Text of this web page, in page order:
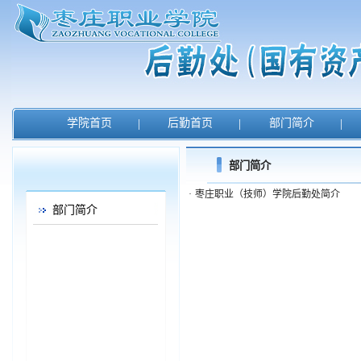
学院首页 | 后勤首页 | 部门简介 |
部门简介
部门简介
· 枣庄职业（技师）学院后勤处简介